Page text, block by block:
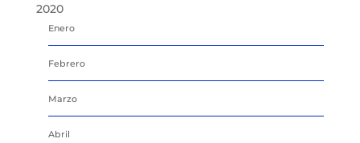
2020
Enero
Febrero
Marzo
Abril